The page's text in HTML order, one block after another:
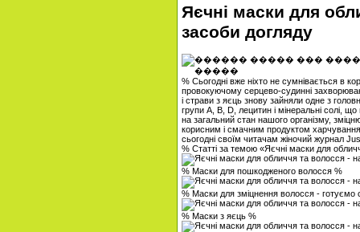
Яєчні маски для
засоби догляду
% Сьогодні вже ніхто не сумнівається в
провокуючому серцево-судинні
і страви з яєць знову зайняли одне з
групи А, В, D, лецитин і мінеральні солі,
на загальний стан нашого організму,
корисним і смачним продуктом
сьогодні своїм читачам жіночий журнал
% Статті за темою «Яєчні маски для
% Маски для пошкодженого волосся %
% Маски для зміцнення волосся - готуємо
% Маски з яєць %